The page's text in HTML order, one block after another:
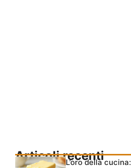
Articoli recenti
L’oro della cucina: